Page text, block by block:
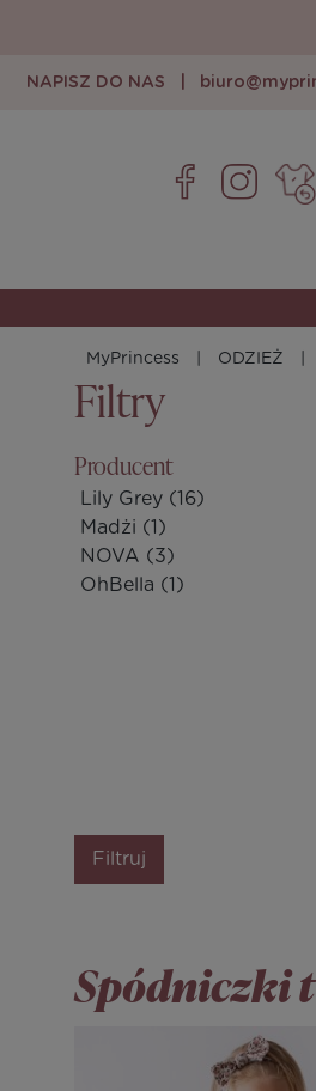
NAPISZ DO NAS
MyPrincess ODZIEŻ
Filtry
Producent
Lily Grey (16)
Madżi (1)
NOVA (3)
OhBella (1)
Filtruj
Spódniczki